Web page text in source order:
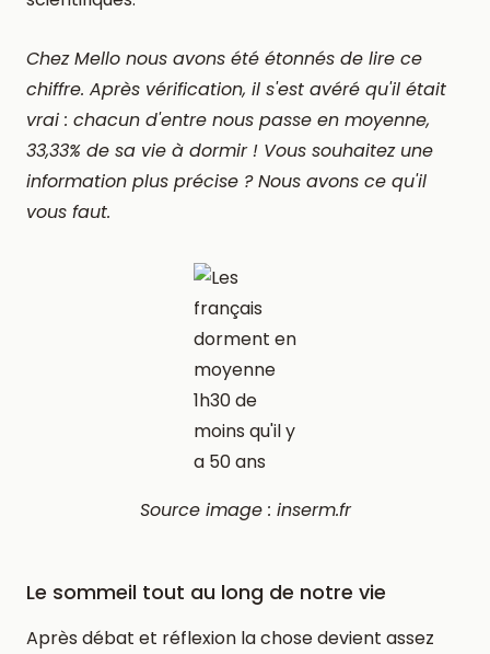
Chez Mello nous avons été étonnés de lire ce
chiffre. Après vérification, il s'est avéré qu'il était
vrai : chacun d'entre nous passe en moyenne,
33,33% de sa vie à dormir ! Vous souhaitez une
information plus précise ? Nous avons ce qu'il
vous faut.
Source image : inserm.fr
Le sommeil tout au long de notre vie
Après débat et réflexion la chose devient assez